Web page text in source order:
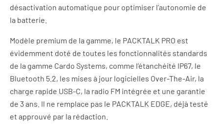
désactivation automatique pour optimiser l’autonomie de
la batterie.
Modèle premium de la gamme, le PACKTALK PRO est
évidemment doté de toutes les fonctionnalités standards
de la gamme Cardo Systems, comme l’étanchéité IP67, le
Bluetooth 5.2, les mises à jour logicielles Over-The-Air, la
charge rapide USB-C, la radio FM intégrée et une garantie
de 3 ans. Il ne remplace pas le PACKTALK EDGE, déjà testé
et approuvé par la rédaction.